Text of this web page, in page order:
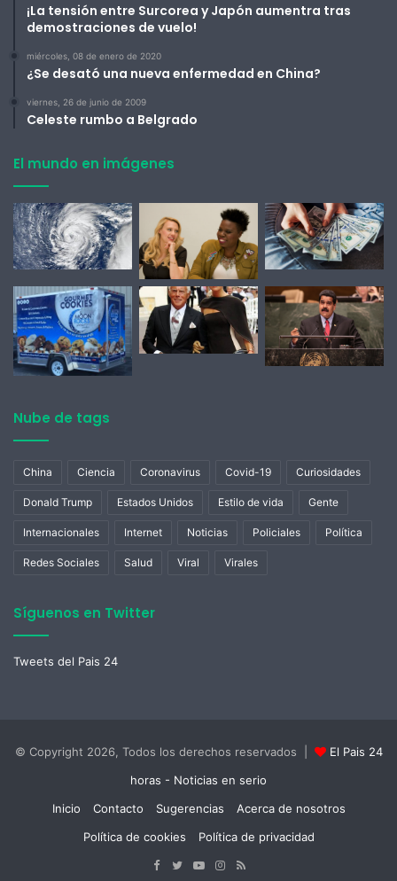
¡La tensión entre Surcorea y Japón aumentra tras
demostraciones de vuelo!
miércoles, 08 de enero de 2020
¿Se desató una nueva enfermedad en China?
viernes, 26 de junio de 2009
Celeste rumbo a Belgrado
El mundo en imágenes
Nube de tags
China Ciencia Coronavirus Covid-19 Curiosidades
Donald Trump Estados Unidos Estilo de vida Gente
Internacionales Internet Noticias Policiales Política
Redes Sociales Salud Viral Virales
Síguenos en Twitter
Tweets del Pais 24
© Copyright 2026, Todos los derechos reservados |
El Pais 24
horas - Noticias en serio
Inicio
Contacto Sugerencias
Acerca de nosotros
Política de cookies
Política de privacidad
Facebook
TwitterYouTubeInstagram
RSS